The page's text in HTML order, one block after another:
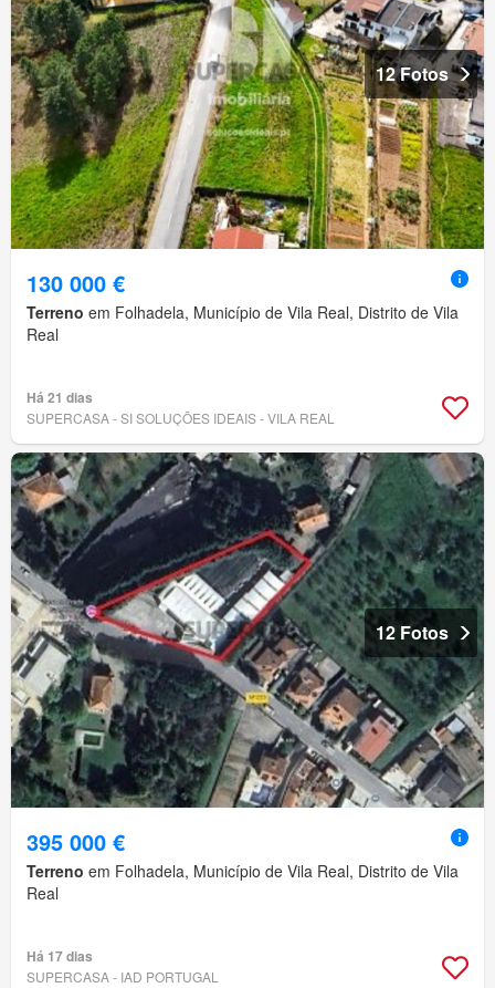
12 Fotos
130 000 €
Terreno em Folhadela, Município de Vila Real, Distrito de Vila
Real
Há 21 dias
SUPERCASA - SI SOLUÇÕES IDEAIS - VILA REAL
12 Fotos
395 000 €
Terreno em Folhadela, Município de Vila Real, Distrito de Vila
Real
Há 17 dias
SUPERCASA - IAD PORTUGAL